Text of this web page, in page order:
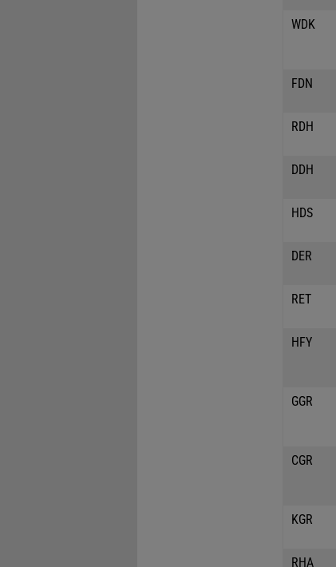
WDK
FDN
RDH
DDH
HDS
DER
RET
HFY
GGR
CGR
KGR
RHA